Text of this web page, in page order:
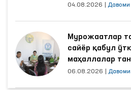
04.08.2026 Давоми
Мурожаатлар
сайёр қабул
маҳаллалар
06.08.2026 Давоми